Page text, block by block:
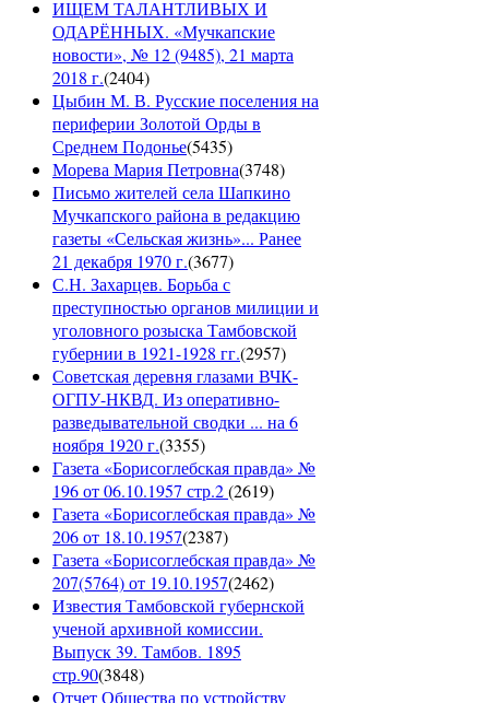
ИЩЕМ ТАЛАНТЛИВЫХ И
ОДАРЁННЫХ. «Мучкапские
новости», № 12 (9485), 21 марта
2018 г.(2404)
Цыбин М. В. Русские поселения на
периферии Золотой Орды в
Среднем Подонье(5435)
Морева Мария Петровна(3748)
Письмо жителей села Шапкино
Мучкапского района в редакцию
газеты «Сельская жизнь»... Ранее
21 декабря 1970 г.(3677)
С.Н. Захарцев. Борьба с
преступностью органов милиции и
уголовного розыска Тамбовской
губернии в 1921-1928 гг.(2957)
Советская деревня глазами ВЧК-
ОГПУ-НКВД. Из оперативно-
разведывательной сводки ... на 6
ноября 1920 г.(3355)
Газета «Борисоглебская правда» №
196 от 06.10.1957 стр.2(2619)
Газета «Борисоглебская правда» №
206 от 18.10.1957(2387)
Газета «Борисоглебская правда» №
207(5764) от 19.10.1957(2462)
Известия Тамбовской губернской
ученой архивной комиссии.
Выпуск 39. Тамбов. 1895
стр.90(3848)
Отчет Общества по устройству